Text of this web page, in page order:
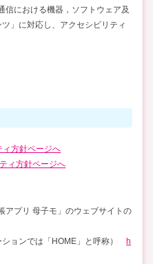
信における機器，ソフトウェア及
」に対応し、アクセシビリティ
方針ページへ
ィ方針ページへ
アプリ 母子モ」のウェブサイトの
ションでは「HOME」と呼称） h